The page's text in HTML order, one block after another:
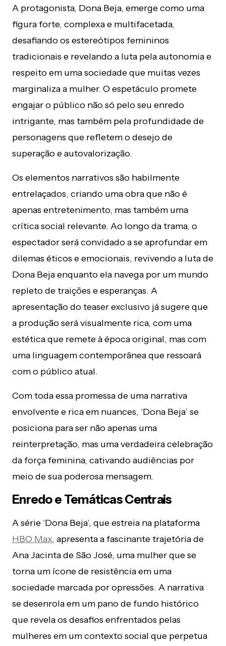
A protagonista, Dona Beja, emerge como uma
figura forte, complexa e multifacetada,
desafiando os estereótipos femininos
tradicionais e revelando a luta pela autonomia e
respeito em uma sociedade que muitas vezes
marginaliza a mulher. O espetáculo promete
engajar o público não só pelo seu enredo
intrigante, mas também pela profundidade de
personagens que refletem o desejo de
superação e autovalorização.
Os elementos narrativos são habilmente
entrelaçados, criando uma obra que não é
apenas entretenimento, mas também uma
crítica social relevante. Ao longo da trama, o
espectador será convidado a se aprofundar em
dilemas éticos e emocionais, revivendo a luta de
Dona Beja enquanto ela navega por um mundo
repleto de traições e esperanças. A
apresentação do teaser exclusivo já sugere que
a produção será visualmente rica, com uma
estética que remete à época original, mas com
uma linguagem contemporânea que ressoará
com o público atual.
Com toda essa promessa de uma narrativa
envolvente e rica em nuances, ‘Dona Beja’ se
posiciona para ser não apenas uma
reinterpretação, mas uma verdadeira celebração
da força feminina, cativando audiências por
meio de sua poderosa mensagem.
Enredo e Temáticas Centrais
A série ‘Dona Beja’, que estreia na plataforma
HBO Max, apresenta a fascinante trajetória de
Ana Jacinta de São José, uma mulher que se
torna um ícone de resistência em uma
sociedade marcada por opressões. A narrativa
se desenrola em um pano de fundo histórico
que revela os desafios enfrentados pelas
mulheres em um contexto social que perpetua